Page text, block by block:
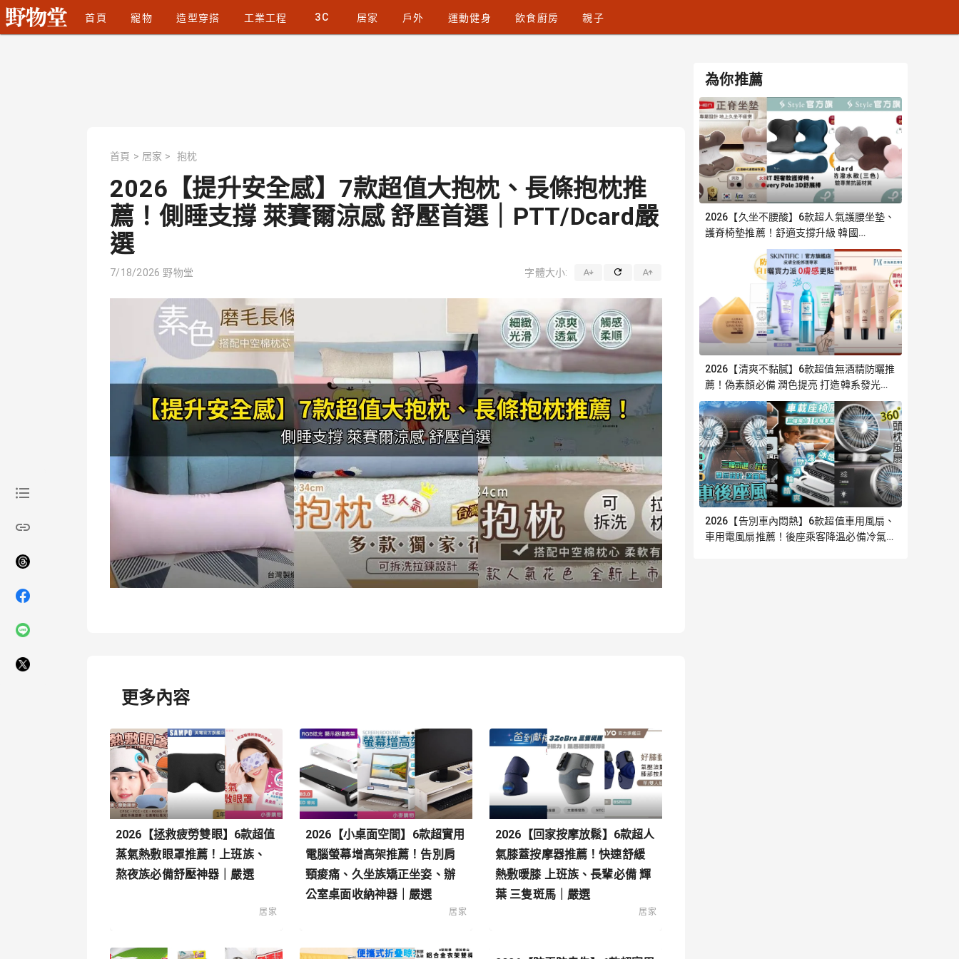
首頁 寵物 造型穿搭 工業工程 3C 居家 戶外 運動健身 飲食廚房 親子
首頁 > 居家 > 抱枕
2026【提升安全感】7款超值大抱枕、長條抱枕推
薦！側睡支撐 萊賽爾涼感 舒壓首選｜PTT/Dcard嚴
選
7/18/2026 野物堂 字體大小:
更多內容
2026【拯救疲勞雙眼】6款超值
蒸氣熱敷眼罩推薦！上班族、
熬夜族必備舒壓神器｜嚴選
居家
2026【小桌面空間】6款超實用
電腦螢幕增高架推薦！告別肩
頸痠痛、久坐族矯正坐姿、辦
公室桌面收納神器｜嚴選
居家
2026【回家按摩放鬆】6款超人
氣膝蓋按摩器推薦！快速舒緩
熱敷暖膝 上班族、長輩必備 輝
葉 三隻斑馬｜嚴選
居家
為你推薦
2026【久坐不腰酸】6款超人氣護腰坐墊、
護脊椅墊推薦！舒適支撐升級 韓國
Roichen 日本Style｜嚴選
2026【清爽不黏膩】6款超值無酒精防曬推
薦！偽素顏必備 潤色提亮 打造韓系發光肌
｜嚴選
2026【告別車內悶熱】6款超值車用風扇、
車用電風扇推薦！後座乘客降溫必備冷氣循